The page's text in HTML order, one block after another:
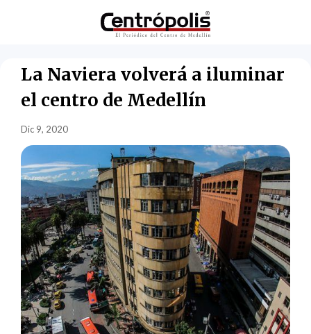
La Naviera volverá a iluminar
el centro de Medellín
Dic 9, 2020